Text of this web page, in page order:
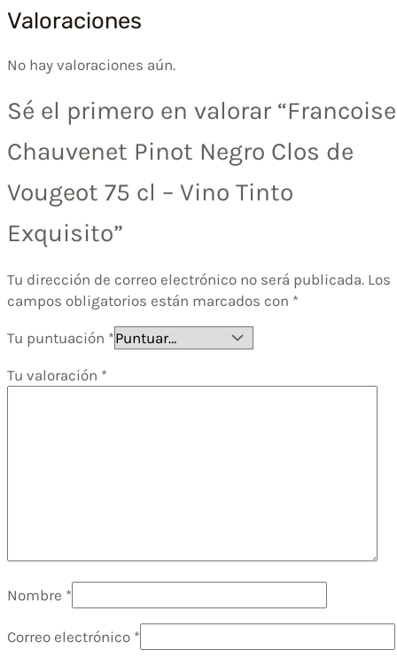
Valoraciones
No hay valoraciones aún.
Sé el primero en valorar “Francoise
Chauvenet Pinot Negro Clos de
Vougeot 75 cl – Vino Tinto
Exquisito”
Tu dirección de correo electrónico no será publicada. Los
campos obligatorios están marcados con *
Tu puntuación *
Tu valoración *
Nombre *
Correo electrónico *